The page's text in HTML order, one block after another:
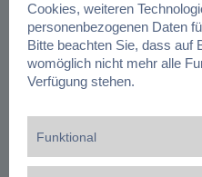
Ergebnisse anzeigen als:
Beiträge
Themen
Ergebnisse sortieren nach:
Die ersten:
Cookies, weiteren
personenbezogenen Daten
Bitte beachten Sie, dass auf
womöglich nicht mehr alle
Verfügung stehen.
Funktional